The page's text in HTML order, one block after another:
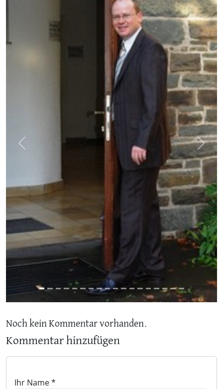
Previous Next
Noch kein Kommentar vorhanden.
Kommentar hinzufügen
Ihr Name *